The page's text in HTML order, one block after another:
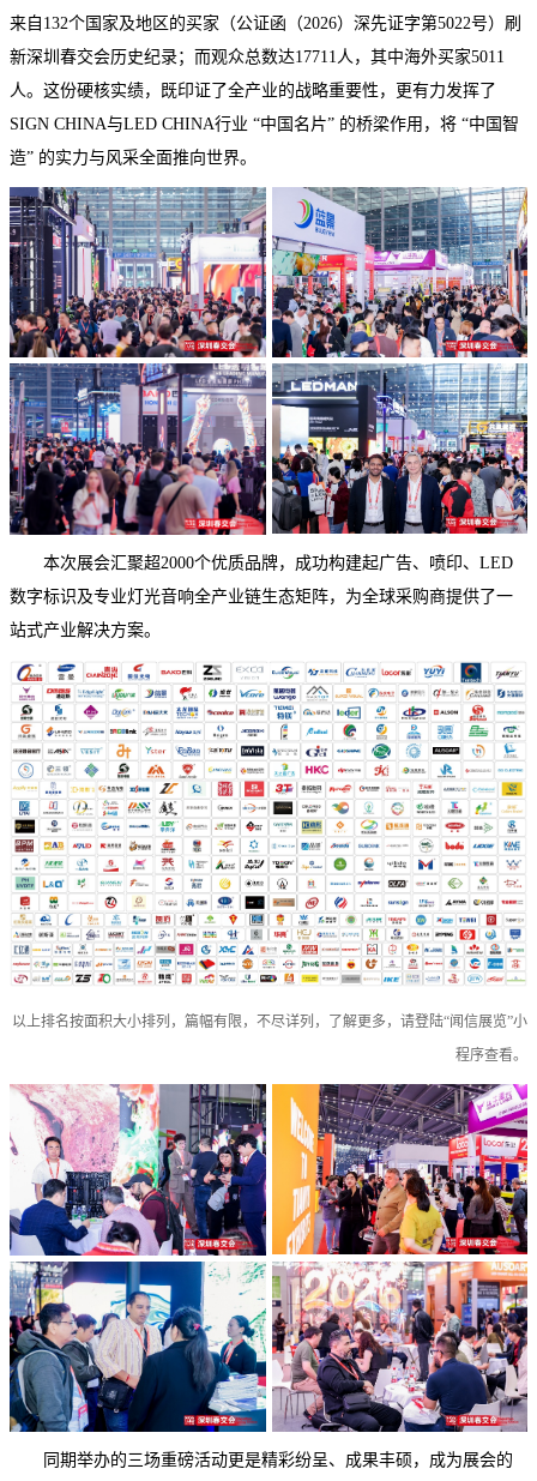
来自132个国家及地区的买家（公证函（2026）深先证字第5022号）刷
新深圳春交会历史纪录；而观众总数达17711人，其中海外买家5011
人。这份硬核实绩，既印证了全产业的战略重要性，更有力发挥了
SIGN CHINA与LED CHINA行业 “中国名片” 的桥梁作用，将 “中国智
造” 的实力与风采全面推向世界。
本次展会汇聚超2000个优质品牌，成功构建起广告、喷印、LED
数字标识及专业灯光音响全产业链生态矩阵，为全球采购商提供了一
站式产业解决方案。
以上排名按面积大小排列，篇幅有限，不尽详列，了解更多，请登陆“闻信展览”小
程序查看。
同期举办的三场重磅活动更是精彩纷呈、成果丰硕，成为展会的